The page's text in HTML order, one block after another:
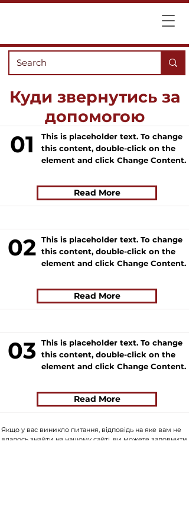
Куди звернутись за
допомогою
01
This is placeholder text. To change
this content, double-click on the
element and click Change Content.
Read More
02 This is placeholder text. To change
this content, double-click on the
element and click Change Content.
Read More
03
This is placeholder text. To change
this content, double-click on the
element and click Change Content.
Read More
Якщо у вас виникло питання, відповідь на яке вам не
вдалось знайти на нашому сайті, ви можете заповнити